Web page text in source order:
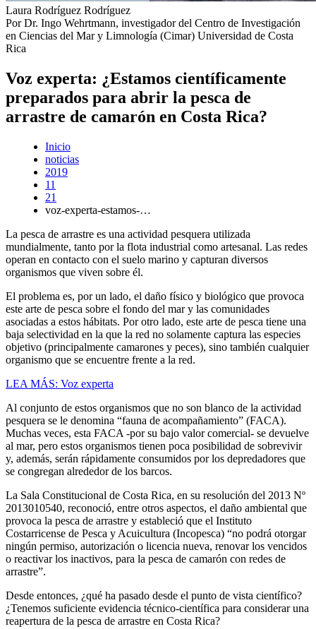
Laura Rodríguez Rodríguez
Por Dr. Ingo Wehrtmann, investigador del Centro de Investigación
en Ciencias del Mar y Limnología (Cimar) Universidad de Costa
Rica
Voz experta: ¿Estamos científicamente
preparados para abrir la pesca de
arrastre de camarón en Costa Rica?
Inicio
noticias
2019
11
21
voz-experta-estamos-…
La pesca de arrastre es una actividad pesquera utilizada
mundialmente, tanto por la flota industrial como artesanal. Las redes
operan en contacto con el suelo marino y capturan diversos
organismos que viven sobre él.
El problema es, por un lado, el daño físico y biológico que provoca
este arte de pesca sobre el fondo del mar y las comunidades
asociadas a estos hábitats. Por otro lado, este arte de pesca tiene una
baja selectividad en la que la red no solamente captura las especies
objetivo (principalmente camarones y peces), sino también cualquier
organismo que se encuentre frente a la red.
LEA MÁS: Voz experta
Al conjunto de estos organismos que no son blanco de la actividad
pesquera se le denomina “fauna de acompañamiento” (FACA).
Muchas veces, esta FACA -por su bajo valor comercial- se devuelve
al mar, pero estos organismos tienen poca posibilidad de sobrevivir
y, además, serán rápidamente consumidos por los depredadores que
se congregan alrededor de los barcos.
La Sala Constitucional de Costa Rica, en su resolución del 2013 Nº
2013010540, reconoció, entre otros aspectos, el daño ambiental que
provoca la pesca de arrastre y estableció que el Instituto
Costarricense de Pesca y Acuicultura (Incopesca) “no podrá otorgar
ningún permiso, autorización o licencia nueva, renovar los vencidos
o reactivar los inactivos, para la pesca de camarón con redes de
arrastre”.
Desde entonces, ¿qué ha pasado desde el punto de vista científico?
¿Tenemos suficiente evidencia técnico-científica para considerar una
reapertura de la pesca de arrastre en Costa Rica?